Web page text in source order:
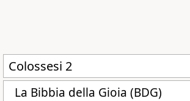
La Bibbia della Gioia (BDG)